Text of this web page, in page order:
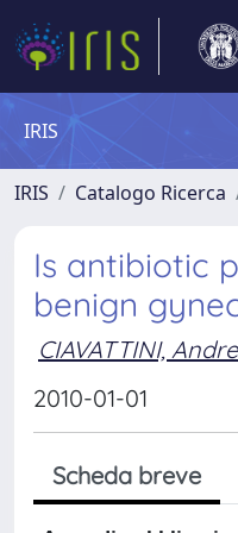
IRIS
IRIS Catalogo Ricerca
Is antibiotic
benign
CIAVATTINI,
2010-01-01
Scheda breve